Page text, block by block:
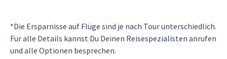
*Die Ersparnisse auf Flüge sind je nach Tour unterschiedlich.
Für alle Details kannst Du Deinen Reisespezialisten anrufen
und alle Optionen besprechen.